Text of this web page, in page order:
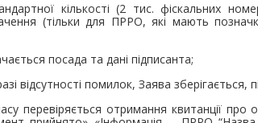
кількості (2 тис. фіскальних
(тільки для ПРРО, які мають
посада та дані підписанта;
відсутності помилок, Заява
перевіряється отримання квитанції про